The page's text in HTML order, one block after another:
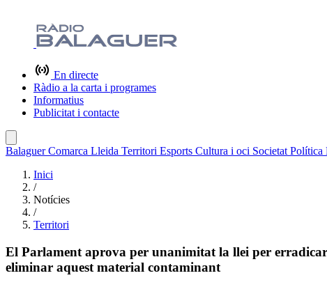
En directe
Ràdio a la carta i programes
Informatius
Publicitat i contacte
BalaguerComarca Lleida Territori Esports Cultura i oci Societat Política
Inici
/
Notícies
/
Territori
El Parlament aprova per unanimitat la llei per
eliminar aquest material contaminant